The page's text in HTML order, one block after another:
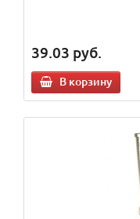
39.03 руб.
В корзину